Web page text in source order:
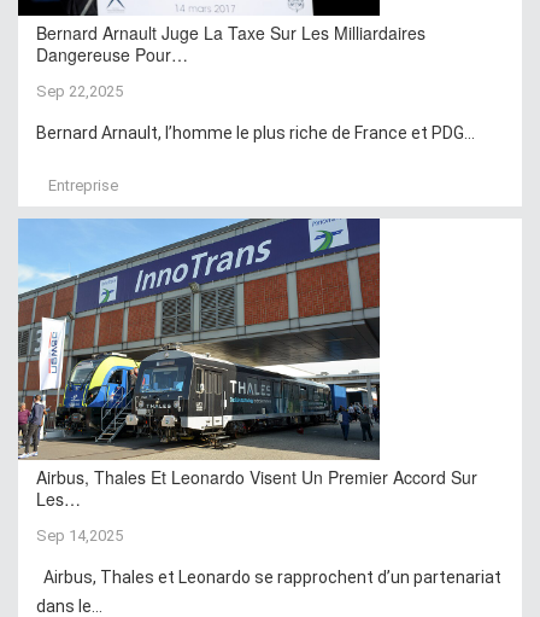
Bernard Arnault Juge La Taxe Sur Les Milliardaires
Dangereuse Pour…
Sep 22,2025
Bernard Arnault, l’homme le plus riche de France et PDG...
Entreprise
Airbus, Thales Et Leonardo Visent Un Premier Accord Sur
Les…
Sep 14,2025
Airbus, Thales et Leonardo se rapprochent d’un partenariat
dans le...